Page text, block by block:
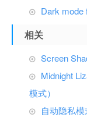
Dark mode
相关
Screen
Midnight
模式）
自动隐私